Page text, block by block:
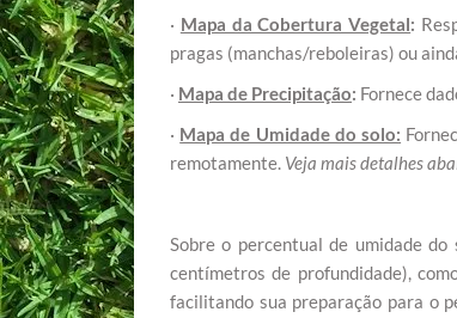
· Mapa da Cobertura Vegetal:
pragas (manchas/reboleiras) ou
· Mapa de Precipitação: Fornece
· Mapa de Umidade do solo:
remotamente. Veja mais detalhes
Sobre o percentual de umidade
centímetros de profundidade),
facilitando sua preparação para o